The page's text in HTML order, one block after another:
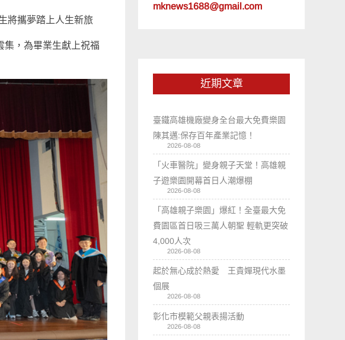
將攜夢踏上人生新旅
集，為畢業生獻上祝福
mknews1688@gmail.com
近期文章
臺鐵高雄機廠變身全台最大免費樂園
陳其邁:保存百年產業記憶！
2026-08-08
「火車醫院」變身親子天堂！高雄親
子遊樂園開幕首日人潮爆棚
2026-08-08
「高雄親子樂園」爆紅！全臺最大免
費園區首日吸三萬人朝聖 輕軌更突破
4,000人次
2026-08-08
起於無心成於熱愛 王貴嬋現代水墨
個展
2026-08-08
彰化市模範父親表揚活動
2026-08-08